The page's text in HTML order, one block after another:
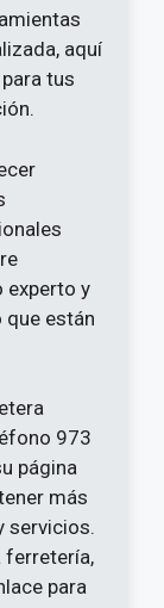
aquí
tus
experto y
que están
973
página
más
servicios.
ferretería,
para